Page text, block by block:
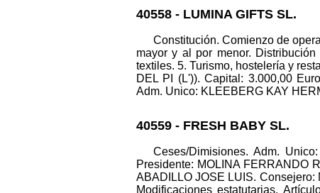
40558 - LUMINA GIFTS SL.
Constitución. Comienzo de
mayor y al por menor.
textiles. 5. Turismo, hostelería y
DEL PI (L')). Capital: 3.000,00
Adm. Unico: KLEEBERG KAY
40559 - FRESH BABY SL.
Ceses/Dimisiones. Adm.
Presidente: MOLINA FERRANDO
ABADILLO JOSE LUIS. Consejero:
Modificaciones estatutarias.